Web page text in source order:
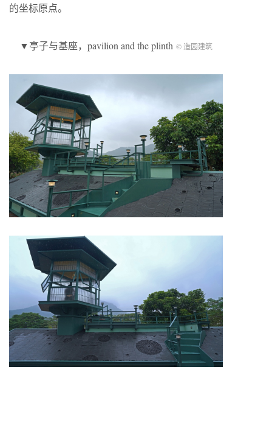
的坐标原点。
▼亭子与基座，pavilion and the plinth © 造园建筑